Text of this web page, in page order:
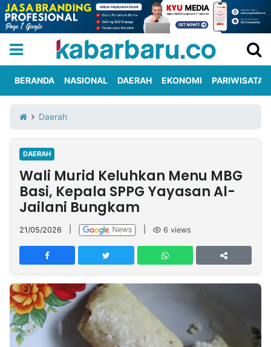
Iklan
Berita
Kami
Nasional
International
Olahraga
Entertainment
Daerah
Pariwisata
Kuliner
Kolom
Network
PT
TREETAN
INDONESIA
Partner
BERANDA NASIONAL DAERAH EKONOMI PARIWISATA
Daerah
DAERAH
Wali Murid Keluhkan Menu MBG
Basi, Kepala SPPG Yayasan Al-
Jailani Bungkam
21/05/2026 6 views